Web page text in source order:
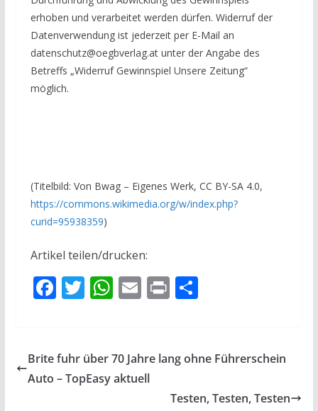
erhoben und verarbeitet werden dürfen. Widerruf der
Datenverwendung ist jederzeit per E-Mail an
datenschutz@oegbverlag.at unter der Angabe des
Betreffs „Widerruf Gewinnspiel Unsere Zeitung“
möglich.
(Titelbild: Von Bwag – Eigenes Werk, CC BY-SA 4.0,
https://commons.wikimedia.org/w/index.php?
curid=95938359)
Artikel teilen/drucken:
F
b
o
T
er
W
s
A
E
l
PrT
n
Brite fuhr über 70 Jahre lang ohne Führerschein
Auto – TopEasy aktuell
Testen, Testen, Testen